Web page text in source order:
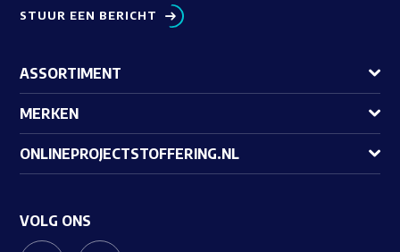
STUUR EEN BERICHT
ASSORTIMENT
MERKEN
ONLINEPROJECTSTOFFERING.NL
VOLG ONS